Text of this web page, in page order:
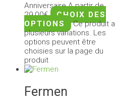
AnniversaireA partir de
29,00€
CHOIX DES
OPTIONS
Ce produit a
plusieurs variations. Les
options peuvent être
choisies sur la page du
produit
Fermen